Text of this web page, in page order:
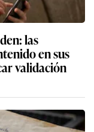
las
en sus
validación